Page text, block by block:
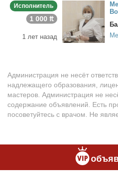
Исполнитель
1 000 ₶
1 лет назад
Администрация не несёт
надлежащего образования,
мастеров. Администрация не
содержание объявлений. Есть
посоветуйтесь с врачом. Не